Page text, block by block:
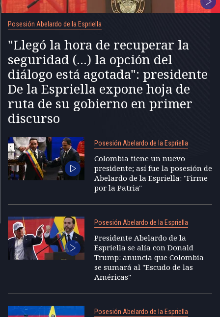
Posesión Abelardo de la Espriella
"Llegó la hora de recuperar la
seguridad (...) la opción del
diálogo está agotada": presidente
De la Espriella expone hoja de
ruta de su gobierno en primer
discurso
Posesión Abelardo de la Espriella
Colombia tiene un nuevo
presidente; así fue la posesión de
Abelardo de la Espriella: "Firme
por la Patria"
Posesión Abelardo de la Espriella
Presidente Abelardo de la
Espriella se alía con Donald
Trump: anuncia que Colombia
se sumará al "Escudo de las
Américas"
Posesión Abelardo de la Espriella